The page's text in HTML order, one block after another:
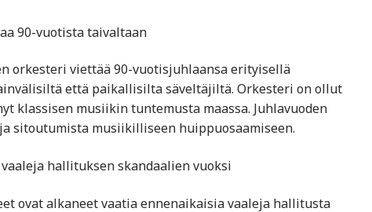
90-vuotista taivaltaan
orkesteri viettää 90-vuotisjuhlaansa erityisellä
että paikallisilta säveltäjiltä. Orkesteri on ollut
klassisen musiikin tuntemusta maassa. Juhlavuoden
sitoutumista musiikilliseen huippuosaamiseen.
hallituksen skandaalien vuoksi
ovat alkaneet vaatia ennenaikaisia vaaleja hallitusta